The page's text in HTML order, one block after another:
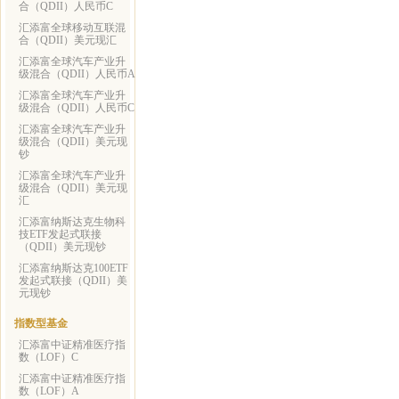
合（QDII）人民币C
汇添富全球移动互联混
合（QDII）美元现汇
汇添富全球汽车产业升
级混合（QDII）人民币A
汇添富全球汽车产业升
级混合（QDII）人民币C
汇添富全球汽车产业升
级混合（QDII）美元现
钞
汇添富全球汽车产业升
级混合（QDII）美元现
汇
汇添富纳斯达克生物科
技ETF发起式联接
（QDII）美元现钞
汇添富纳斯达克100ETF
发起式联接（QDII）美
元现钞
指数型基金
汇添富中证精准医疗指
数（LOF）C
汇添富中证精准医疗指
数（LOF）A